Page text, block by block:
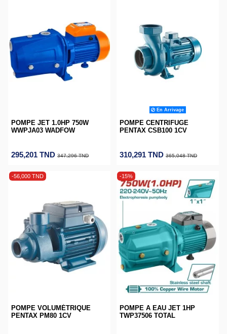
POMPE JET 1.0HP 750W
WWPJA03 WADFOW
295,201 TND347,296 TND
En Arrivage
POMPE CENTRIFUGE
PENTAX CSB100 1CV
310,291 TND365,048 TND
-56,000 TND
POMPE VOLUMÉTRIQUE
PENTAX PM80 1CV
-15%
POMPE A EAU JET 1HP
TWP37506 TOTAL